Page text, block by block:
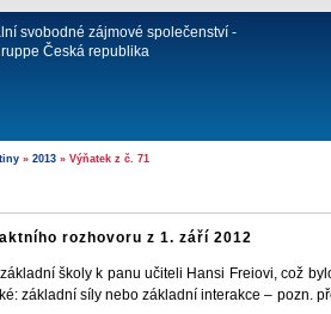
svobodné zájmové společenství -
Česká republika
» 2013 » Výňatek z č. 71
rozhovoru z 1. září 2012
školy k panu učiteli Hansi Freiovi, což
základní síly nebo základní interakce – pozn.